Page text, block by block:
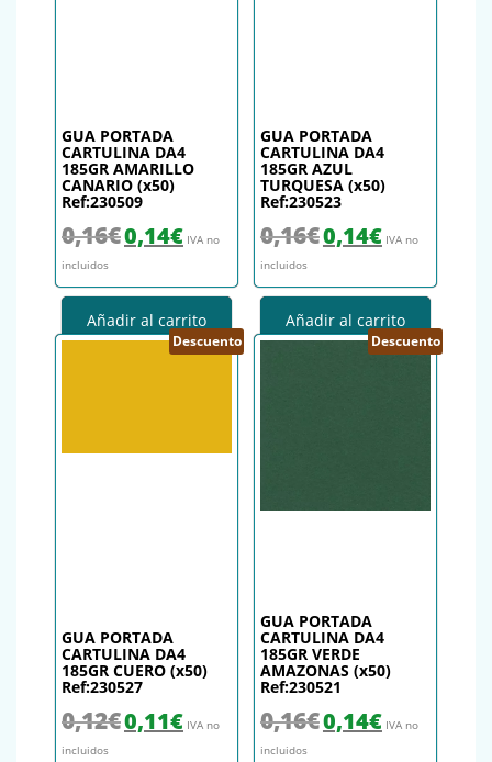
GUA PORTADA
CARTULINA DA4
185GR AMARILLO
CANARIO (x50)
Ref:230509
0,16€ El precio original era: 0,16€.
0,14€El precio actual es: 0,14€.
IVA no
incluidos
Añadir al carrito
GUA PORTADA
CARTULINA DA4
185GR AZUL
TURQUESA (x50)
Ref:230523
0,16€ El precio original era: 0,16€.
0,14€El precio actual
IVA no
incluidos
Añadir al carrito
Descuento
GUA PORTADA
CARTULINA DA4
185GR CUERO (x50)
Ref:230527
0,12€ El precio original era: 0,12€.
0,11€El precio actual es: 0,11€.
IVA no
incluidos
Descuento
GUA PORTADA
CARTULINA DA4
185GR VERDE
AMAZONAS (x50)
Ref:230521
0,16€ El precio original era: 0,16€.
0,14€El precio actual
IVA no
incluidos